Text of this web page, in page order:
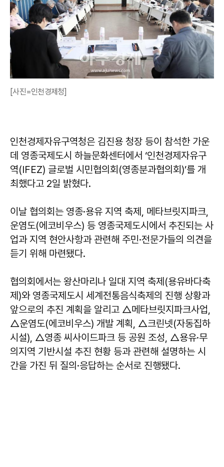
[사진=인천경제청]
인천경제자유구역청은 김진용 청장 등이 참석한 가운
데 영종국제도시 하늘문화센터에서 ‘인천경제자유구
역(IFEZ) 글로벌 시민협의회(영종분과협의회)’를 개
최했다고 2일 밝혔다.
이날 협의회는 영종·용유 지역 축제, 메타브릿지파크,
운염도(에코비우스) 등 영종국제도시에서 추진되는 사
업과 지역 현안사항과 관련해 주민·전문가들의 의견을
듣기 위해 마련됐다.
협의회에서는 왕산마리나 일대 지역 축제(용유바다축
제)와 영종국제도시 세계전통음식축제의 진행 상황과
앞으로의 추진 계획을 알리고 △메타브릿지파크사업,
△운염도(에코비우스) 개발 계획, △크린넷(자동집하
시설), △영종 씨사이드파크 등 공원 조성, △용유·무
의지역 기반시설 추진 현황 등과 관련해 설명하는 시
간을 가진 뒤 질의·응답하는 순서로 진행됐다.